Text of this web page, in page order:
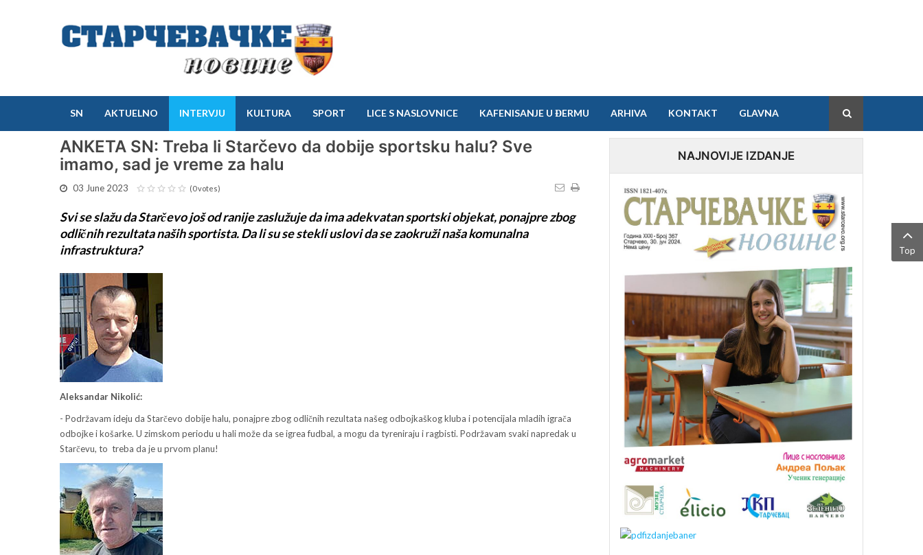
SN AKTUELNO INTERVJU KULTURA SPORT LICE S NASLOVNICE KAFENISANJE U ĐERMU ARHIVA KONTAKT GLAVNA
ANKETA SN: Treba li Starčevo da dobije sportsku halu? Sve
imamo, sad je vreme za halu
03 June 2023 (0 votes)
Svi se slažu da Starčevo još od ranije zaslužuje da ima adekvatan sportski objekat, ponajpre zbog
odličnih rezultata naših sportista. Da li su se stekli uslovi da se zaokruži naša komunalna
infrastruktura?
Aleksandar Nikolić:
- Podržavam ideju da Starčevo dobije halu, ponajpre zbog odličnih rezultata našeg odbojkaškog kluba i potencijala mladih igrača
odbojke i košarke. U zimskom periodu u hali može da se igrea fudbal, a mogu da tyreniraju i ragbisti. Podržavam svaki napredak u
Starčevu, to treba da je u prvom planu!
NAJNOVIJE IZDANJE
Top